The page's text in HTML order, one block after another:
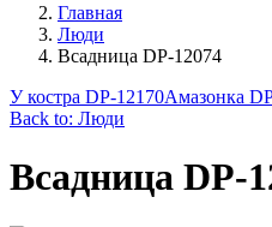
Главная
Люди
Всадница DP-12074
У костра DP-12170Амазонка
Back to: Люди
Всадница DP-